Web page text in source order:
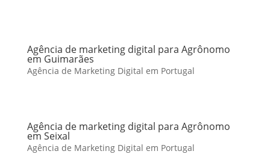
Agência de marketing digital para Agrônomo
em Guimarães
Agência de Marketing Digital em Portugal
Agência de marketing digital para Agrônomo
em Seixal
Agência de Marketing Digital em Portugal